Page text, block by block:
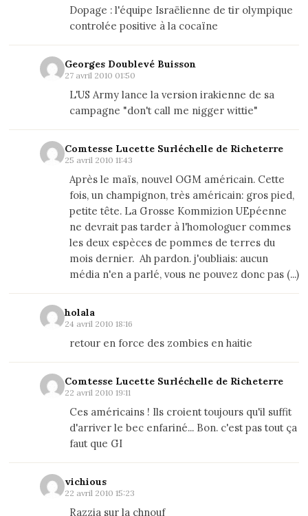
Dopage : l'équipe Israëlienne de tir olympique
controlée positive à la cocaïne
Georges Doublevé Buisson
27 avril 2010 01:50
L'US Army lance la version irakienne de sa
campagne "don't call me nigger wittie"
Comtesse Lucette Surléchelle de Richeterre
25 avril 2010 11:43
Après le maïs, nouvel OGM américain. Cette
fois, un champignon, très américain: gros pied,
petite tête. La Grosse Kommizion UEpéenne
ne devrait pas tarder à l'homologuer commes
les deux espèces de pommes de terres du
mois dernier. Ah pardon. j'oubliais: aucun
média n'en a parlé, vous ne pouvez donc pas (...)
holala
24 avril 2010 18:16
retour en force des zombies en haitie
Comtesse Lucette Surléchelle de Richeterre
22 avril 2010 19:11
Ces américains ! Ils croient toujours qu'il suffit
d'arriver le bec enfariné... Bon. c'est pas tout ça
faut que GI
vichious
22 avril 2010 15:23
Razzia sur la chnouf